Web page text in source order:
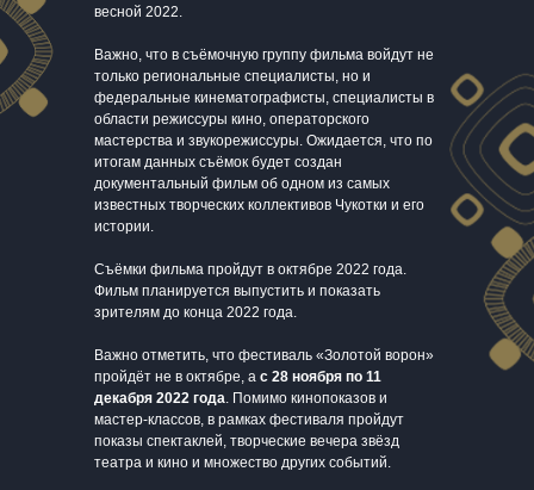
весной 2022.
Важно, что в съёмочную группу фильма войдут не
только региональные специалисты, но и
федеральные кинематографисты, специалисты в
области режиссуры кино, операторского
мастерства и звукорежиссуры. Ожидается, что по
итогам данных съёмок будет создан
документальный фильм об одном из самых
известных творческих коллективов Чукотки и его
истории.
Съёмки фильма пройдут в октябре 2022 года.
Фильм планируется выпустить и показать
зрителям до конца 2022 года.
Важно отметить, что фестиваль «Золотой ворон»
пройдёт не в октябре, а с 28 ноября по 11
декабря 2022 года. Помимо кинопоказов и
мастер-классов, в рамках фестиваля пройдут
показы спектаклей, творческие вечера звёзд
театра и кино и множество других событий.